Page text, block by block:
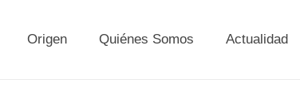
Origen Quiénes Somos Actualidad